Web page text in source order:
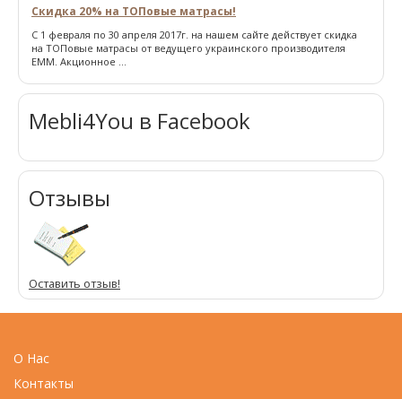
Скидка 20% на ТОПовые матрасы!
С 1 февраля по 30 апреля 2017г. на нашем сайте действует скидка
на ТОПовые матрасы от ведущего украинского производителя
ЕММ. Акционное ...
Mebli4You в Facebook
Отзывы
Оставить отзыв!
О Нас
Контакты